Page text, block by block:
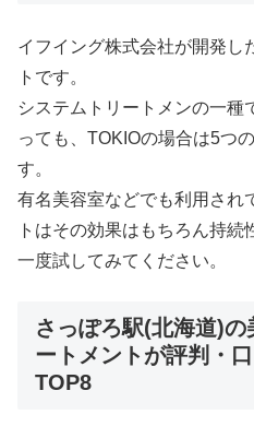
イフイング株式会社が開発し
トです。
システムトリートメンの一種
っても、TOKIOの場合は5つ
す。
有名美容室などでも利用され
トはその効果はもちろん持
一度試してみてください。
さっぽろ駅(北海道)
ートメントが評判・
TOP8